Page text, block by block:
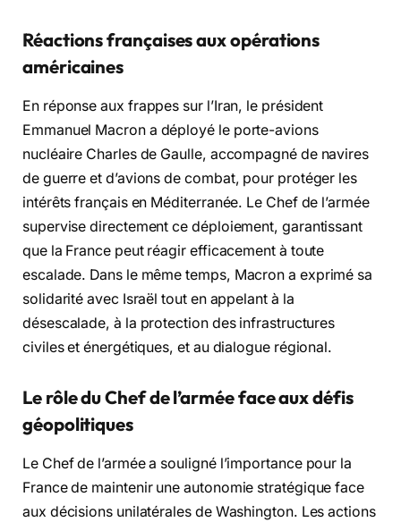
Réactions françaises aux opérations
américaines
En réponse aux frappes sur l’Iran, le président
Emmanuel Macron a déployé le porte-avions
nucléaire Charles de Gaulle, accompagné de navires
de guerre et d’avions de combat, pour protéger les
intérêts français en Méditerranée. Le Chef de l’armée
supervise directement ce déploiement, garantissant
que la France peut réagir efficacement à toute
escalade. Dans le même temps, Macron a exprimé sa
solidarité avec Israël tout en appelant à la
désescalade, à la protection des infrastructures
civiles et énergétiques, et au dialogue régional.
Le rôle du Chef de l’armée face aux défis
géopolitiques
Le Chef de l’armée a souligné l’importance pour la
France de maintenir une autonomie stratégique face
aux décisions unilatérales de Washington. Les actions